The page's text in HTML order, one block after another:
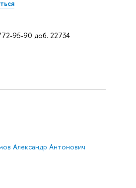
95-90 доб. 22734
Александр Антонович